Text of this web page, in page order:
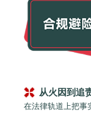
从火因到追
在法律轨道上把事